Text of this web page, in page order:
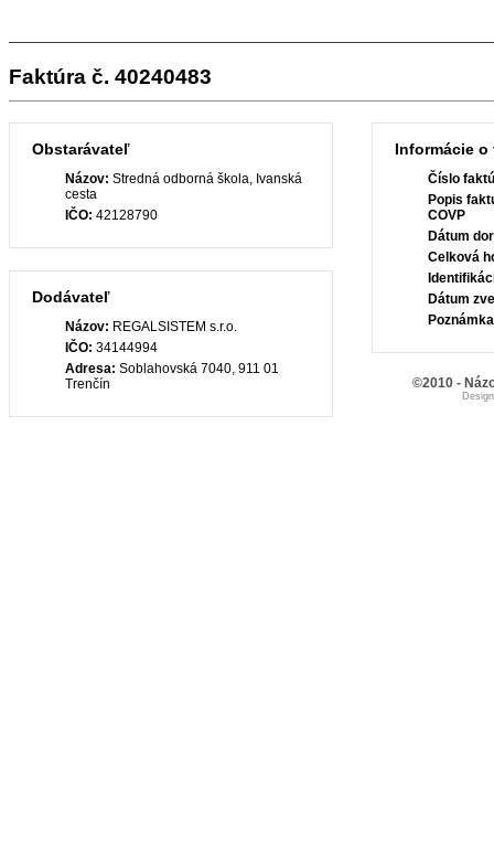
Faktúra č. 40240483
Obstarávateľ
Názov: Stredná odborná škola, Ivanská
cesta
IČO: 42128790
Dodávateľ
Názov: REGALSISTEM s.r.o.
IČO: 34144994
Adresa: Soblahovská 7040, 911 01
Trenčín
Informácie o
Číslo
Popis
COVP
Dátum
Celková
Dátum
©2010 -